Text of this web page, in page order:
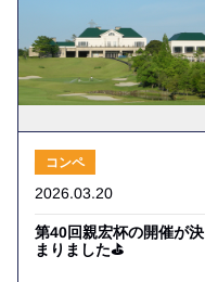
コンペ
2026.03.20
第40回親宏杯の開催が決
まりました⛳